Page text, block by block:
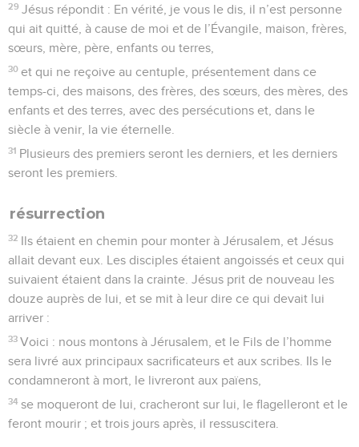
29 Jésus répondit : En vérité, je vous le dis, il n’est personne
qui ait quitté, à cause de moi et de l’Évangile, maison, frères,
sœurs, mère, père, enfants ou terres,
30 et qui ne reçoive au centuple, présentement dans ce
temps-ci, des maisons, des frères, des sœurs, des mères, des
enfants et des terres, avec des persécutions et, dans le
siècle à venir, la vie éternelle.
31 Plusieurs des premiers seront les derniers, et les derniers
seront les premiers.
résurrection
32 Ils étaient en chemin pour monter à Jérusalem, et Jésus
allait devant eux. Les disciples étaient angoissés et ceux qui
suivaient étaient dans la crainte. Jésus prit de nouveau les
douze auprès de lui, et se mit à leur dire ce qui devait lui
arriver :
33 Voici : nous montons à Jérusalem, et le Fils de l’homme
sera livré aux principaux sacrificateurs et aux scribes. Ils le
condamneront à mort, le livreront aux païens,
34 se moqueront de lui, cracheront sur lui, le flagelleront et le
feront mourir ; et trois jours après, il ressuscitera.